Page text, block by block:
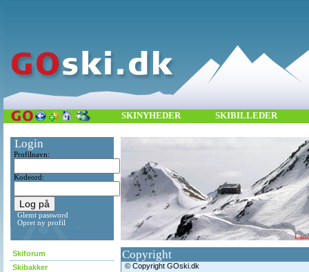
SKINYHEDER SKIBILLEDER
Login
Profilnavn:
Kodeord:
Glemt password
Opret ny profil
Skiforum
Skibakker
Copyright
© Copyright GOski.dk